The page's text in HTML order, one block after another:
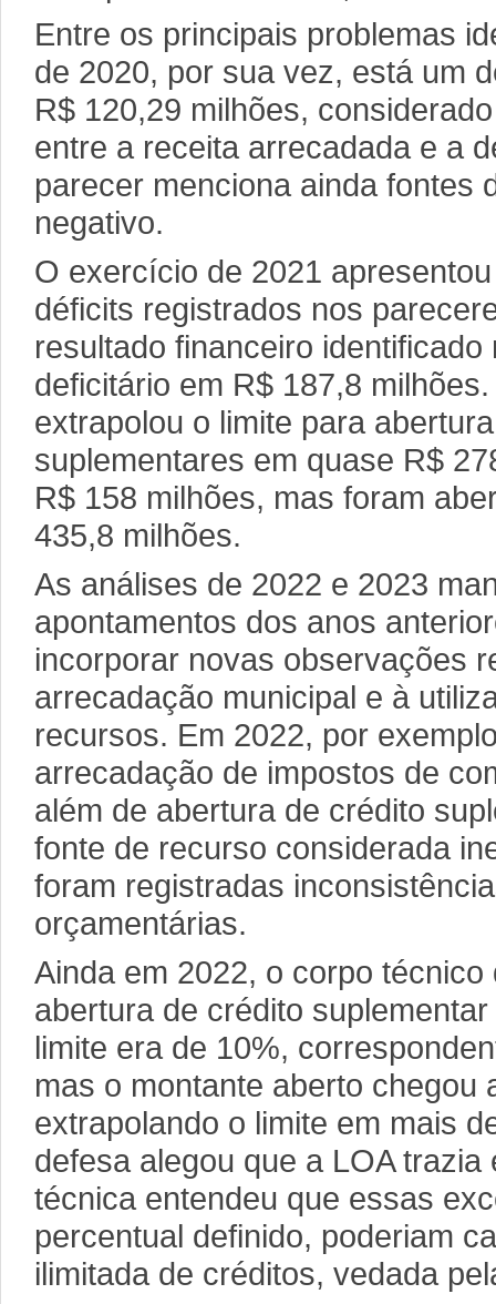
Entre os principais problemas
de 2020, por sua vez, está um
R$ 120,29 milhões,
entre a receita arrecadada e a
parecer menciona ainda fontes
negativo.
O exercício de 2021
déficits registrados nos
resultado financeiro
deficitário em R$ 187,8
extrapolou o limite para
suplementares em quase R$
R$ 158 milhões, mas foram
435,8 milhões.
As análises de 2022 e 2023
apontamentos dos anos
incorporar novas observações
arrecadação municipal e à
recursos. Em 2022, por
arrecadação de impostos de
além de abertura de crédito
fonte de recurso considerada
foram registradas
orçamentárias.
Ainda em 2022, o corpo técnico
abertura de crédito
limite era de 10%,
mas o montante aberto chegou
extrapolando o limite em mais
defesa alegou que a LOA
técnica entendeu que essas
percentual definido, poderiam
ilimitada de créditos, vedada